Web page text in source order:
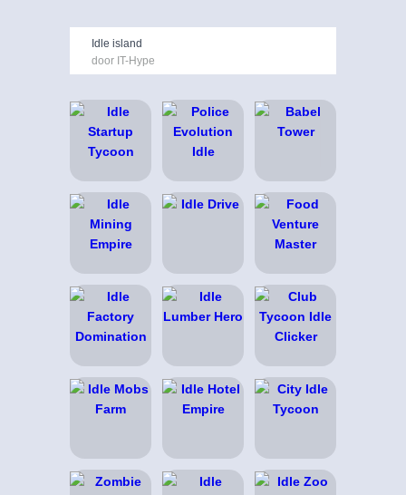
Idle island
door IT-Hype